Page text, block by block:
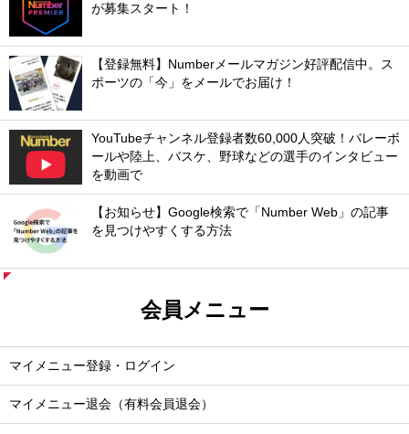
が募集スタート！
【登録無料】Numberメールマガジン好評配信中。ス
ポーツの「今」をメールでお届け！
YouTubeチャンネル登録者数60,000人突破！バレーボ
ールや陸上、バスケ、野球などの選手のインタビュー
を動画で
【お知らせ】Google検索で「Number Web」の記事
を見つけやすくする方法
会員メニュー
マイメニュー登録・ログイン
マイメニュー退会（有料会員退会）